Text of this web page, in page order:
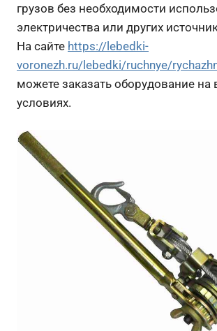
грузов без необходимости
электричества или других
На сайте https://lebedki-
voronezh.ru/lebedki/ruchnye/
можете заказать оборудование на
условиях.